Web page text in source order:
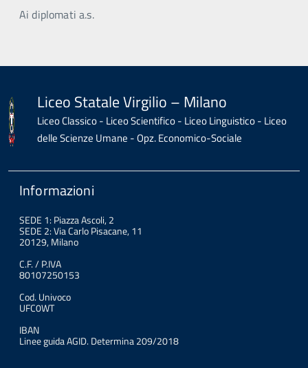
Ai diplomati a.s.
Liceo Statale Virgilio – Milano
Liceo Classico - Liceo Scientifico - Liceo Linguistico - Liceo
delle Scienze Umane - Opz. Economico-Sociale
Informazioni
SEDE 1: Piazza Ascoli, 2
SEDE 2: Via Carlo Pisacane, 11
20129, Milano
C.F. / P.IVA
80107250153
Cod. Univoco
UFC0WT
IBAN
Linee guida AGID. Determina 209/2018